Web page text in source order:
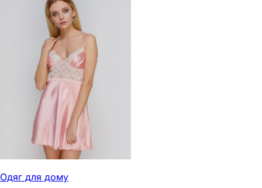
Одяг для дому